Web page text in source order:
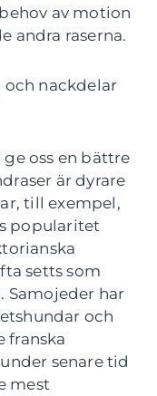
av motion
andra raserna.
och nackdelar
oss en bättre
är dyrare
till exempel,
popularitet
setts som
Samojeder har
och
franska
senare tid
mest